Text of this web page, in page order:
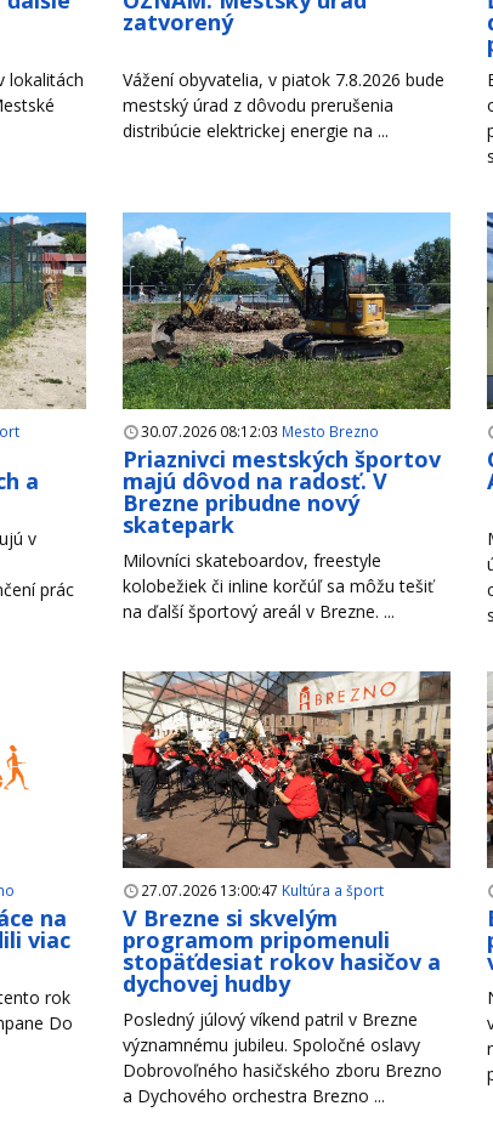
lokalitách
zatvorený
Vážení obyvatelia, v piatok 7.8.2026 bude
mestský úrad z dôvodu prerušenia
distribúcie elektrickej energie na ...
a
v
prác
30.07.2026 08:12:03 Mesto Brezno
Priaznivci mestských športov
majú dôvod na radosť. V
Brezne pribudne nový
skatepark
Milovníci skateboardov, freestyle
kolobežiek či inline korčúľ sa môžu tešiť
na ďalší športový areál v Brezne. ...
na
viac
rok
Do
27.07.2026 13:00:47 Kultúra a šport
V Brezne si skvelým
programom pripomenuli
stopäťdesiat rokov hasičov a
dychovej hudby
Posledný júlový víkend patril v Brezne
významnému jubileu. Spoločné oslavy
Dobrovoľného hasičského zboru Brezno
a Dychového orchestra Brezno ...